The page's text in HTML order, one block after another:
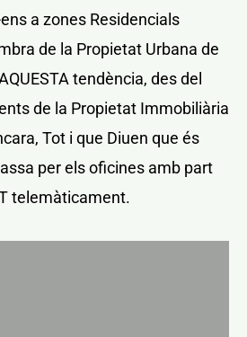
a zones Residencials
de la Propietat Urbana de
tendència, des del
de la Propietat Immobiliària
Tot i que Diuen que és
per els oficines amb part
telemàticament.